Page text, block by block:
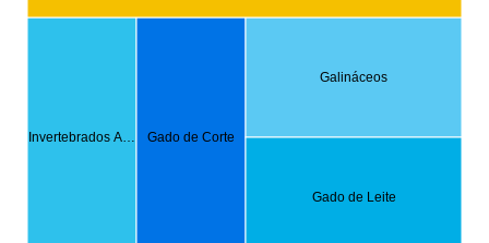
Invertebrados A… Gado de Corte
Galináceos
Gado de Leite